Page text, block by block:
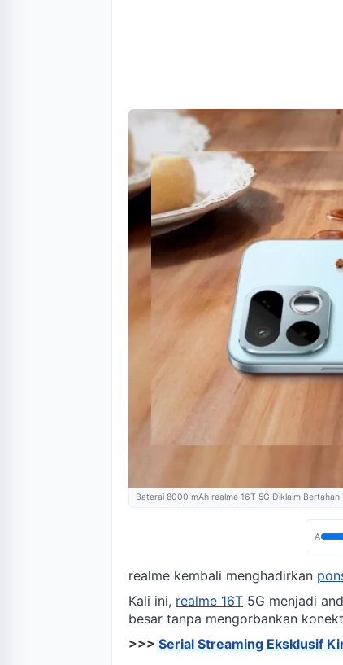
B‌aterai 8000 mAh r‌ealme 16T 5G Diklaim Bertahan
A
realme kembali menghadirkan
Kali ini, realme 16T 5G menjadi
besar tanpa mengorbankan
>>> Serial Streaming Eksklusif